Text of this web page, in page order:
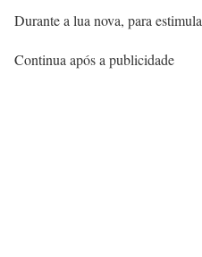
Durante a lua nova, para
Continua após a publicidade